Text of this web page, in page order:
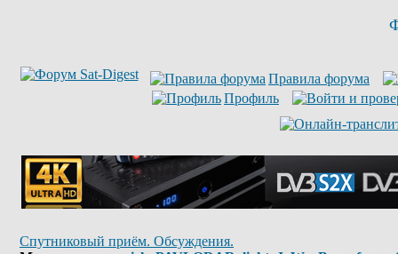
Правила форума
Профиль
Спутниковый приём. Обсуждения.